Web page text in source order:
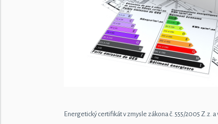
Energetický certifikát v zmysle zákona č. 555/2005 Z.z.